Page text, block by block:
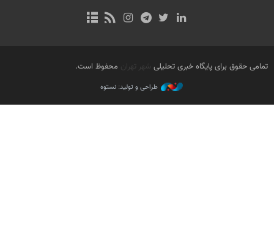
تمامی حقوق برای پایگاه خبری تحلیلی شهر تهران محفوظ است.
طراحی و تولید: نستوه